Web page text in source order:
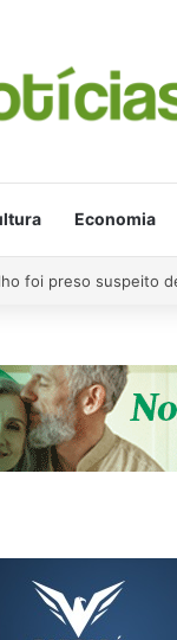
Economia
foi preso suspeito